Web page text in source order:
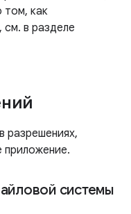
том, как
в разделе
разрешениях,
приложение.
системы